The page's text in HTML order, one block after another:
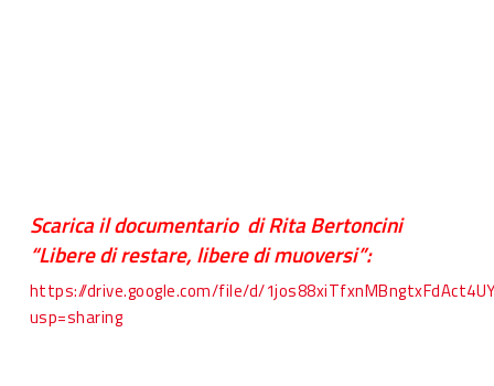
Scarica il documentario di Rita Bertoncini
“Libere di restare, libere di muoversi”:
https://drive.google.com/file/d/
usp=sharing